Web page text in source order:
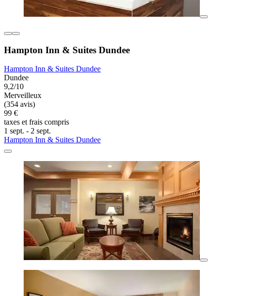
Hampton Inn & Suites Dundee
Hampton Inn & Suites Dundee
Dundee
9,2/10
Merveilleux
(354 avis)
99 €
taxes et frais compris
1 sept. - 2 sept.
Hampton Inn & Suites Dundee